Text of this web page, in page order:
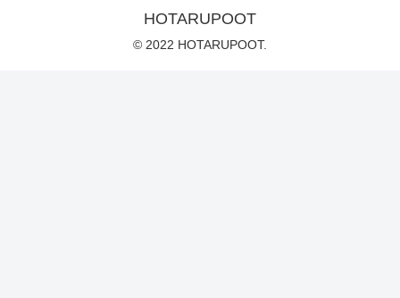
HOTARUPOOT
© 2022 HOTARUPOOT.